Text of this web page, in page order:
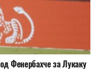
Фенербахче за Лукаку